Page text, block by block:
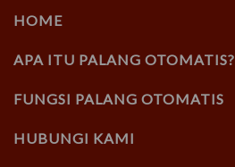
HOME
APA ITU PALANG OTOMATIS?
FUNGSI PALANG OTOMATIS
HUBUNGI KAMI